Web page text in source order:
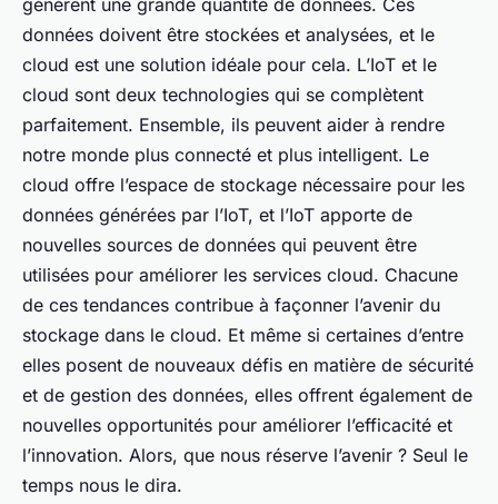
génèrent une grande quantité de données. Ces
données doivent être stockées et analysées, et le
cloud est une solution idéale pour cela. L’IoT et le
cloud sont deux technologies qui se complètent
parfaitement. Ensemble, ils peuvent aider à rendre
notre monde plus connecté et plus intelligent. Le
cloud offre l’espace de stockage nécessaire pour les
données générées par l’IoT, et l’IoT apporte de
nouvelles sources de données qui peuvent être
utilisées pour améliorer les services cloud. Chacune
de ces tendances contribue à façonner l’avenir du
stockage dans le cloud. Et même si certaines d’entre
elles posent de nouveaux défis en matière de sécurité
et de gestion des données, elles offrent également de
nouvelles opportunités pour améliorer l’efficacité et
l’innovation. Alors, que nous réserve l’avenir ? Seul le
temps nous le dira.